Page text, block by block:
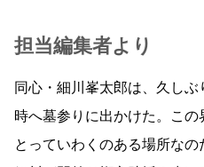
担当編集者より
同心・細川峯太郎は、久し
時へ墓参りに出かけた。こ
とっていわくのある場所な